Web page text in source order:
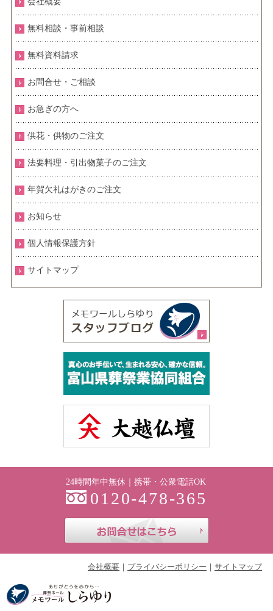
無料相談・事前相談
無料資料請求
お問合せ・ご相談
お急ぎの方へ
供花・供物のご注文
法要料理・引出物菓子のご注文
年賀欠礼はがきのご注文
お知らせ
個人情報保護方針
サイトマップ
24時間年中無休｜携帯・公衆電話OK
0120-478-365
会社概要 プライバシーポリシー サイトマップ